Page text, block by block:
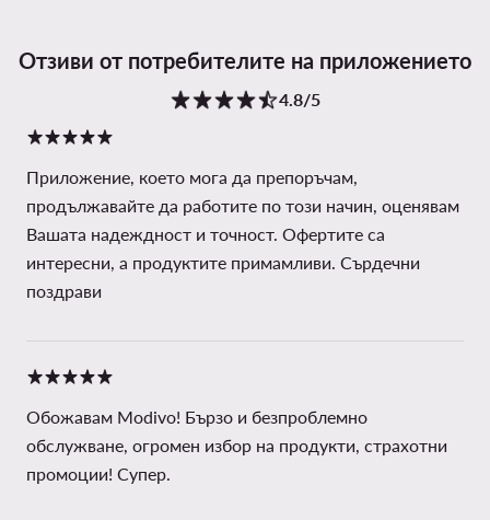
Отзиви от потребителите на приложението
4.8/5
Приложение, което мога да препоръчам,
продължавайте да работите по този начин, оценявам
Вашата надеждност и точност. Офертите са
интересни, а продуктите примамливи. Сърдечни
поздрави
Обожавам Modivo! Бързо и безпроблемно
обслужване, огромен избор на продукти, страхотни
промоции! Супер.